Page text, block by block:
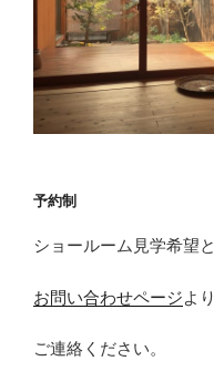
予約制
ショールーム見学希望と
お問い合わせページより
ご連絡ください。